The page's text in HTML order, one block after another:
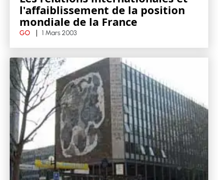
l'affaiblissement de la position
mondiale de la France
GO 1 Mars 2003